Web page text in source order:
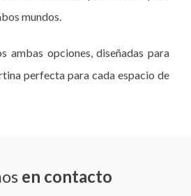
mundos.
ambas opciones, diseñadas para
perfecta para cada espacio de
en contacto